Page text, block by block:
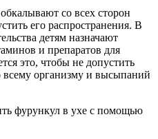
со всех сторон
его распространения. В
детям назначают
и препаратов для
это, чтобы не допустить
организму и высыпаний
фурункул в ухе с помощью